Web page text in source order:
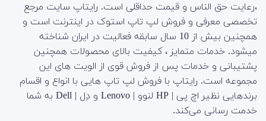
،رعایت حق الناس و قیمت حداقلی است. رایتاپ سایت مرجع
تخصصی معرفی و فروش لپ تاپ استوک در اینترنت است و
همچنین بیش از 10 سال سابقه فعالیت در ایران شناخته
میشود. خدمات متمایز ، کیفیت بالای محصولات همچنین
پشتیبانی و خدمات پس از فروش قوی از الویت های این
مجموعه است. رایتاپ با فروش لپ تاپ هایی با انواع و اقسام
برندهایی نظیر اچ پی | HP لنوو | Lenovo و دِل | Dell به شما
خدمت رسانی می‌کند.